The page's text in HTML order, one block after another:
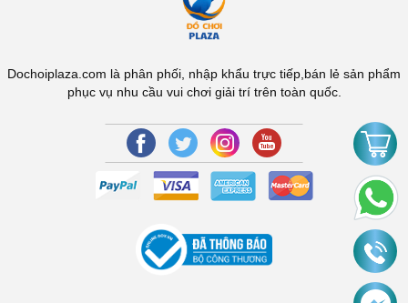
Dochoiplaza.com là phân phối, nhập khẩu trực tiếp,bán lẻ sản phẩm
phục vụ nhu cầu vui chơi giải trí trên toàn quốc.